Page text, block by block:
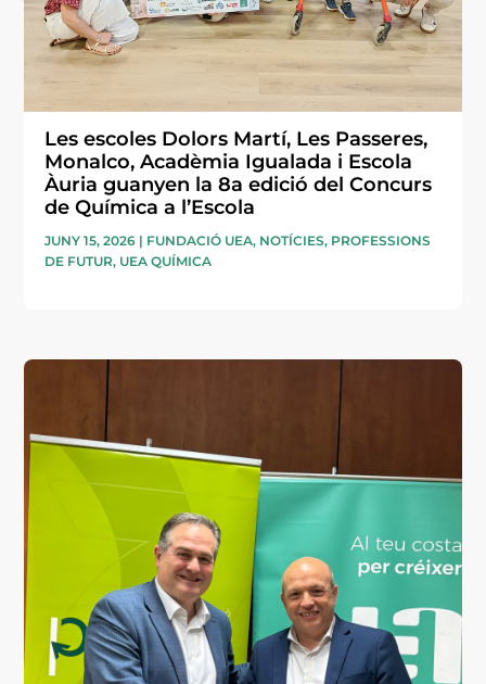
Les escoles Dolors Martí, Les Passeres,
Monalco, Acadèmia Igualada i Escola
Àuria guanyen la 8a edició del Concurs
de Química a l’Escola
JUNY 15, 2026 | FUNDACIÓ UEA, NOTÍCIES, PROFESSIONS
DE FUTUR, UEA QUÍMICA